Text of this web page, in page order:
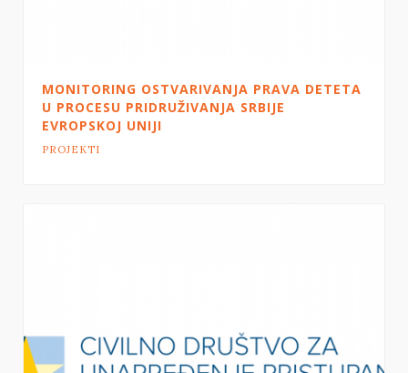
MONITORING OSTVARIVANJA PRAVA DETETA
U PROCESU PRIDRUŽIVANJA SRBIJE
EVROPSKOJ UNIJI
PROJEKTI